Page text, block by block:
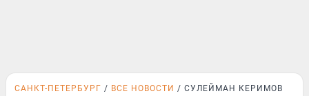
САНКТ-ПЕТЕРБУРГ ВСЕ НОВОСТИ СУЛЕЙМАН КЕРИМОВ